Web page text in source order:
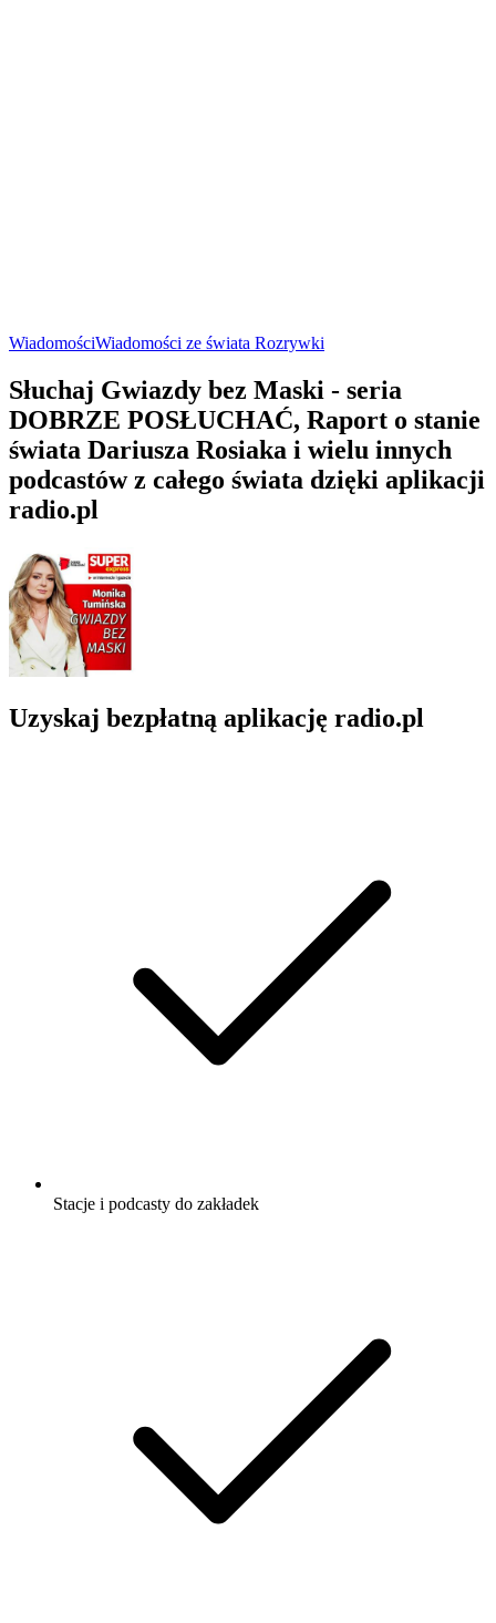
WiadomościWiadomości ze świata Rozrywki
Słuchaj Gwiazdy bez Maski - seria
DOBRZE POSŁUCHAĆ, Raport o stanie
świata Dariusza Rosiaka i wielu innych
podcastów z całego świata dzięki aplikacji
radio.pl
Uzyskaj bezpłatną aplikację radio.pl
Stacje i podcasty do zakładek